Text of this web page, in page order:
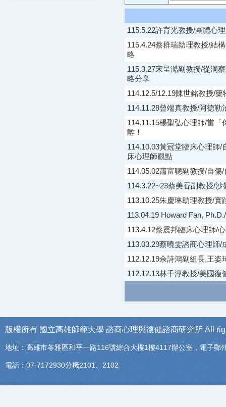
115.5.22許育光教授/團體心
115.4.24蔡群瑞助理教授/結
略
115.3.27宋呈澔副教授/從洞
略分享
114.12.5/12.19陳世銘教授/
114.11.28曾端真教授/阿德
114.11.15楊聖弘心理師/當
離！
114.10.03黃冠堂臨床心理師
床心理師觀點
114.05.02蕭富聰副教授/自
114.3.22~23蔡美香副教授/
113.10.25朱慶琳助理教授/
113.04.19 Howard Fan,
113.4.12蔡震邦臨床心理師/
113.03.29蔡曉雯諮商心理師/
112.12.19佘詩鴻副組長,王
112.12.13林千淳教授/美國
版權所有 國立高雄師範大學 諮商心理與復健諮商研究所 All
地址：高雄市苓雅區和平一路116號綜合大樓1樓4117辦公室，電子郵
電話：07-7172930分機2101、2102